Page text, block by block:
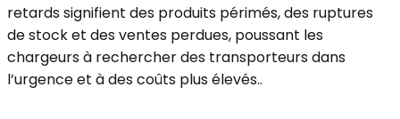
retards signifient des produits périmés, des ruptures
de stock et des ventes perdues, poussant les
chargeurs à rechercher des transporteurs dans
l’urgence et à des coûts plus élevés..